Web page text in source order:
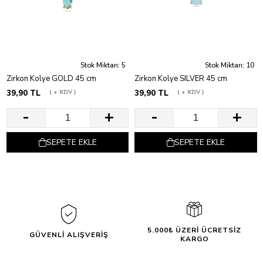
Stok Miktarı: 5
Zirkon Kolye GOLD 45 cm
39,90 TL
+ KDV
SEPETE EKLE
Stok Miktarı: 10
Zirkon Kolye SILVER 45 cm
39,90 TL
+ KDV
SEPETE EKLE
GÜVENLİ ALIŞVERİŞ
5.000₺ ÜZERİ ÜCRETSİZ
KARGO